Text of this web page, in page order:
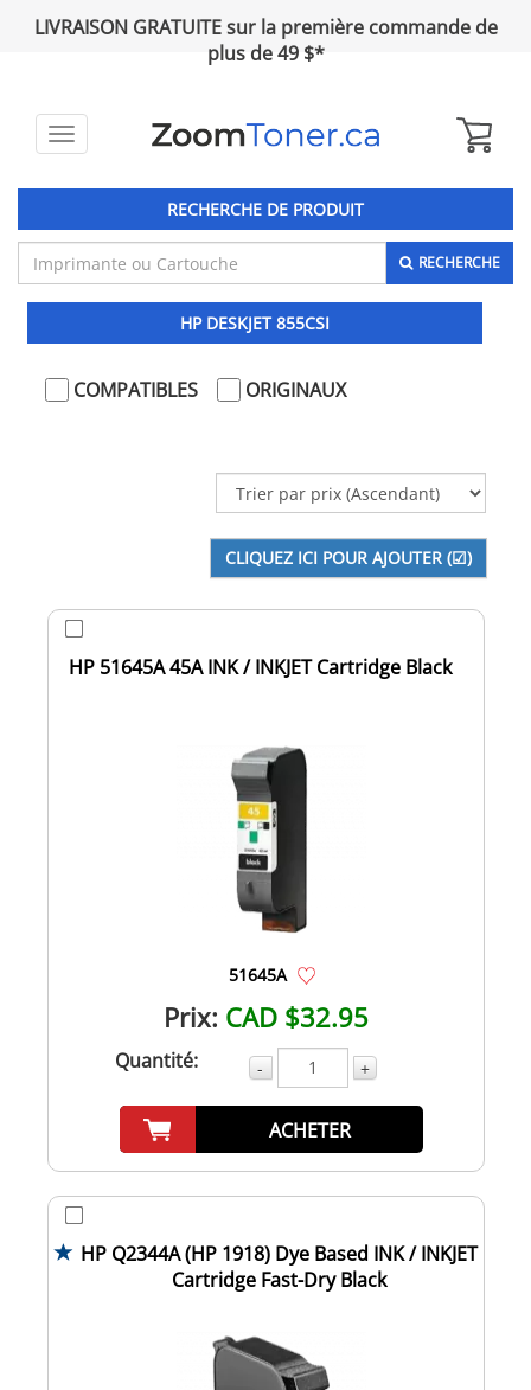
LIVRAISON GRATUITE sur la première commande de
plus de 49 $*
Toggle
RECHERCHE DE PRODUIT
RECHERCHE
HP DESKJET 855CSI
COMPATIBLES ORIGINAUX
HP 51645A 45A INK / INKJET Cartridge Black
51645A
Prix: CAD $32.95
Quantité: - +
ACHETER
HP Q2344A (HP 1918) Dye Based INK / INKJET
Cartridge Fast-Dry Black